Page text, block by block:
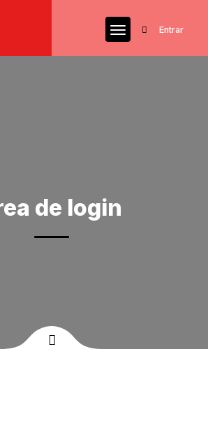
Entrar
de login